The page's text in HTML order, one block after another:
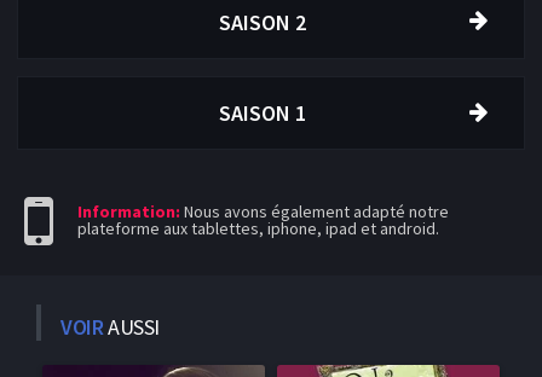
SAISON 2
SAISON 1
Information: Nous avons également adapté notre
plateforme aux tablettes, iphone, ipad et android.
VOIRAUSSI